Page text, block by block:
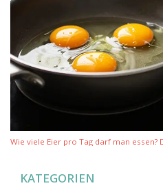
Wie viele Eier pro Tag darf man
KATEGORIEN